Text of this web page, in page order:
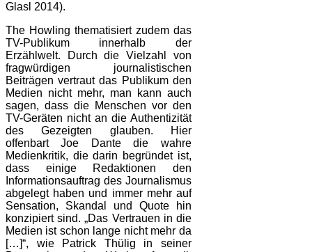
Glasl 2014).
The Howling thematisiert zudem das
TV-Publikum innerhalb der
Erzählwelt. Durch die Vielzahl von
fragwürdigen journalistischen
Beiträgen vertraut das Publikum den
Medien nicht mehr, man kann auch
sagen, dass die Menschen vor den
TV-Geräten nicht an die Authentizität
des Gezeigten glauben. Hier
offenbart Joe Dante die wahre
Medienkritik, die darin begründet ist,
dass einige Redaktionen den
Informationsauftrag des Journalismus
abgelegt haben und immer mehr auf
Sensation, Skandal und Quote hin
konzipiert sind. „Das Vertrauen in die
Medien ist schon lange nicht mehr da
[…]“, wie Patrick Thülig in seiner